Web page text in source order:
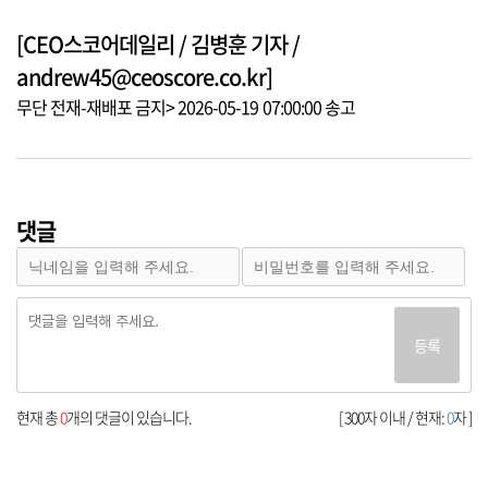
[CEO스코어데일리 / 김병훈 기자 /
andrew45@ceoscore.co.kr]
무단 전재-재배포 금지> 2026-05-19 07:00:00 송고
댓글
등록
[ 300자 이내 / 현재:0자 ]
현재 총0개의 댓글이 있습니다.